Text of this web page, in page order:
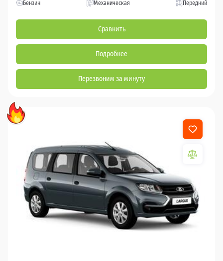
Бензин Механическая Передний
Сравнить
Подробнее
Перезвоним за минуту